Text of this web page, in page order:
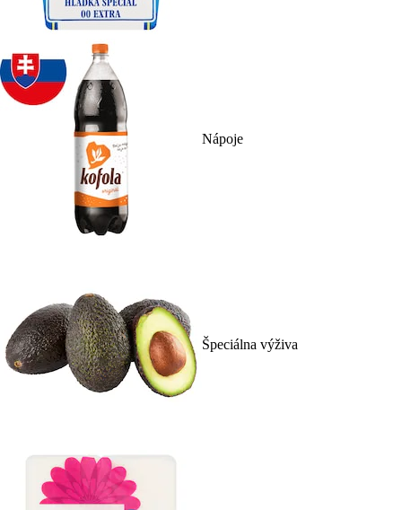
Nápoje
Špeciálna výživa